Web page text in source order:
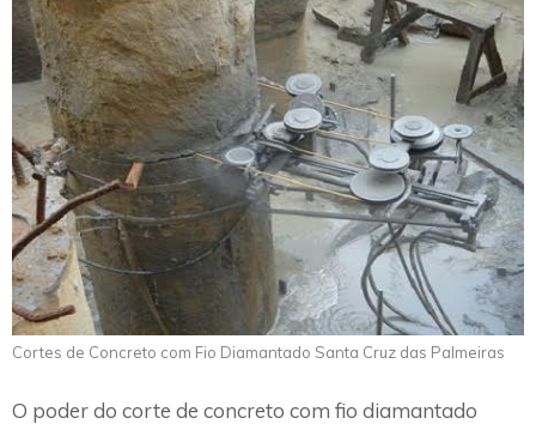
Cortes de Concreto com Fio Diamantado Santa Cruz das Palmeiras
O poder do corte de concreto com fio diamantado